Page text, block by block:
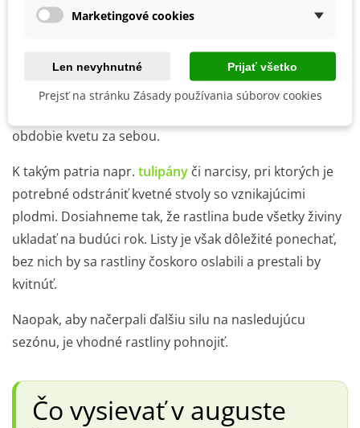
máji, je vhodné pred výsadbou namočiť do vody.
cm. Iskerníkom vyhovuje
polotieň či slnečné stanovište
Rastlina kvitne celé leto až do septembra. V máji
obdobie kvetu za sebou.
K takým patria napr. tulipány či narcisy, pri ktorých je
potrebné odstrániť kvetné stvoly so vznikajúcimi
plodmi. Dosiahneme tak, že rastlina bude všetky živiny
ukladať na budúci rok. Listy je však dôležité ponechať,
bez nich by sa rastliny čoskoro oslabili a prestali by
kvitnúť.
Naopak, aby načerpali ďalšiu silu na nasledujúcu
sezónu, je vhodné rastliny pohnojiť.
Čo vysievať v auguste
Marketingové cookies
Len nevyhnutné Prijať všetko
Prejsť na stránku Zásady používania súborov cookies